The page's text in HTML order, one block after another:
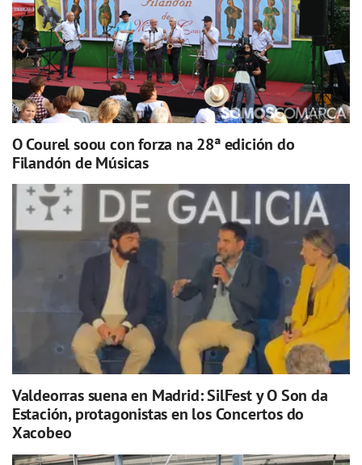
O Courel soou con forza na 28ª edición do
Filandón de Músicas
Valdeorras suena en Madrid: SilFest y O Son da
Estación, protagonistas en los Concertos do
Xacobeo